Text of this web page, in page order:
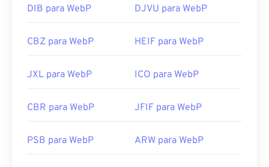
https://en.wikipedia.org/wiki/Scalable_Vector_Graphics
DIB para WebP DJVU para WebP
CBZ para WebP HEIF para WebP
JXL para WebP ICO para WebP
CBR para WebP JFIF para WebP
PSB para WebP ARW para WebP